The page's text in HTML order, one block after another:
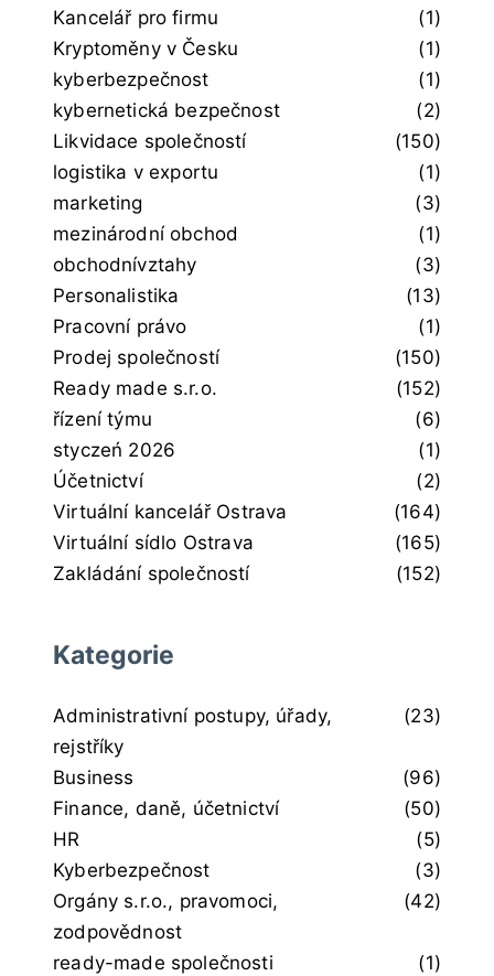
Kancelář pro firmu
(1)
Kryptoměny v Česku
(1)
kyberbezpečnost
(1)
kybernetická bezpečnost
(2)
Likvidace společností
(150)
logistika v exportu
(1)
marketing
(3)
mezinárodní obchod
(1)
obchodnívztahy
(3)
Personalistika
(13)
Pracovní právo
(1)
Prodej společností
(150)
Ready made s.r.o.
(152)
řízení týmu
(6)
styczeń 2026
(1)
Účetnictví
(2)
Virtuální kancelář Ostrava
(164)
Virtuální sídlo Ostrava
(165)
Zakládání společností
(152)
Kategorie
Administrativní postupy, úřady,
rejstříky
(23)
Business
(96)
Finance, daně, účetnictví
(50)
HR
(5)
Kyberbezpečnost
(3)
Orgány s.r.o., pravomoci,
zodpovědnost
(42)
ready-made společnosti
(1)